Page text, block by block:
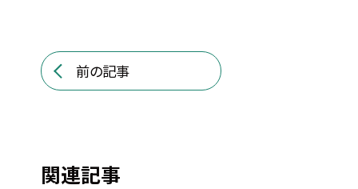
前の記事
関連記事